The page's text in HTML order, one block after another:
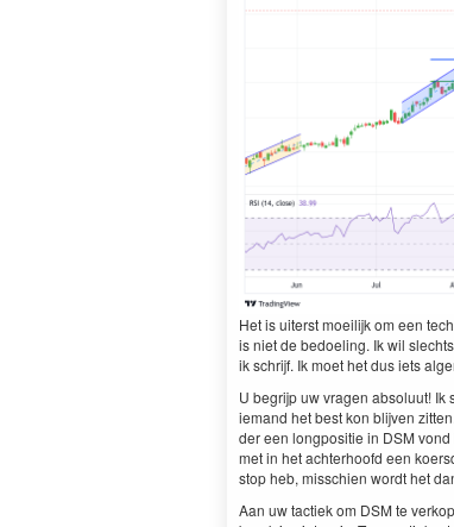
Het is uiterst moeil­ijk om een
is niet de bedoel­ing. Ik wil
ik schri­jf. Ik moet het dus iets
U begri­jp uw vra­gen absolu­ut!
iemand het best kon bli­jven
der een long­posi­tie in DSMvond
met in het achter­hoofd een
stop heb, miss­chien wordt het
Aan uw tac­tiek om DSMte